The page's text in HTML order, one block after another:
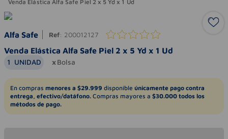
Venda Elástica Alfa Safe Piel 2 x 5 Yd x 1 Ud
Alfa Safe Ref: 200012127
Venda Elástica Alfa Safe Piel 2 x 5 Yd x 1 Ud
1 UNIDAD Bolsa
En compras menores a $29.999 disponible únicamente pago contra
entrega, efectivo/datáfono. Compras mayores a $30.000 todos los
métodos de pago.